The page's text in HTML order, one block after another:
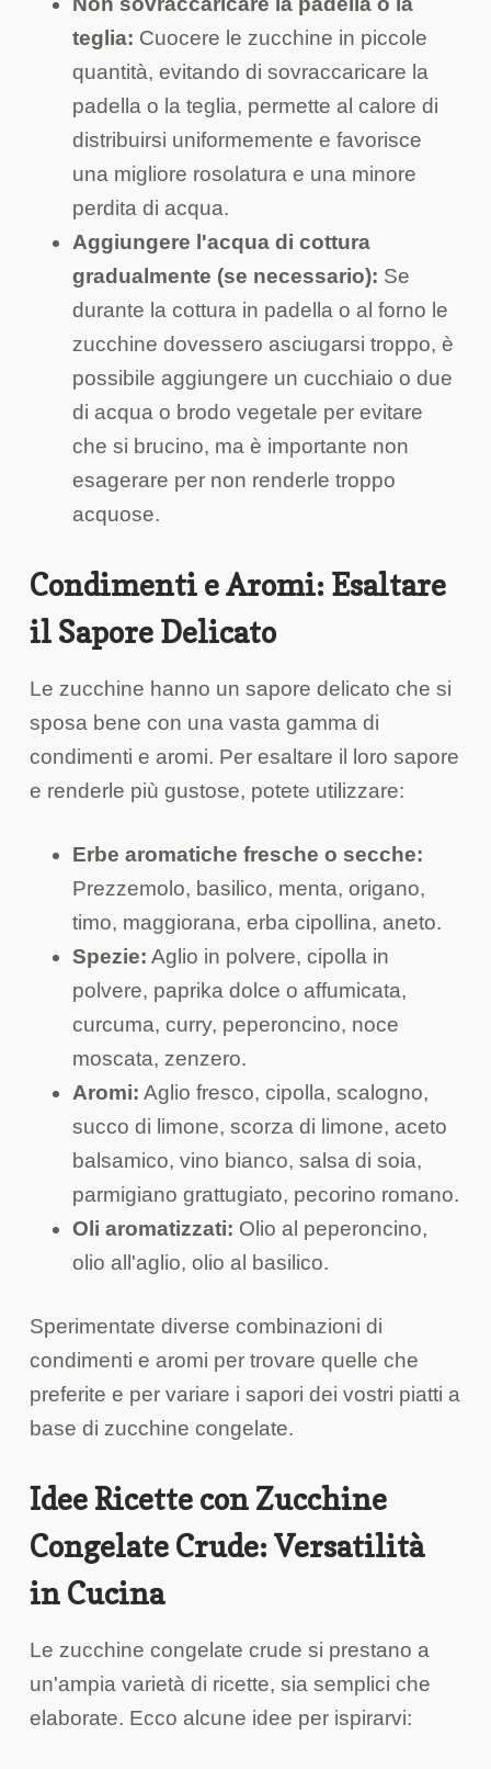
teglia: Cuocere le zucchine in piccole
quantità, evitando di sovraccaricare la
padella o la teglia, permette al calore di
distribuirsi uniformemente e favorisce
una migliore rosolatura e una minore
perdita di acqua.
Aggiungere l'acqua di cottura
gradualmente (se necessario): Se
durante la cottura in padella o al forno le
zucchine dovessero asciugarsi troppo, è
possibile aggiungere un cucchiaio o due
di acqua o brodo vegetale per evitare
che si brucino, ma è importante non
esagerare per non renderle troppo
acquose.
Condimenti e Aromi: Esaltare
il Sapore Delicato
Le zucchine hanno un sapore delicato che si
sposa bene con una vasta gamma di
condimenti e aromi. Per esaltare il loro sapore
e renderle più gustose, potete utilizzare:
Erbe aromatiche fresche o secche:
Prezzemolo, basilico, menta, origano,
timo, maggiorana, erba cipollina, aneto.
Spezie: Aglio in polvere, cipolla in
polvere, paprika dolce o affumicata,
curcuma, curry, peperoncino, noce
moscata, zenzero.
Aromi: Aglio fresco, cipolla, scalogno,
succo di limone, scorza di limone, aceto
balsamico, vino bianco, salsa di soia,
parmigiano grattugiato, pecorino romano.
Oli aromatizzati: Olio al peperoncino,
olio all'aglio, olio al basilico.
Sperimentate diverse combinazioni di
condimenti e aromi per trovare quelle che
preferite e per variare i sapori dei vostri piatti a
base di zucchine congelate.
Idee Ricette con Zucchine
Congelate Crude: Versatilità
in Cucina
Le zucchine congelate crude si prestano a
un'ampia varietà di ricette, sia semplici che
elaborate. Ecco alcune idee per ispirarvi: